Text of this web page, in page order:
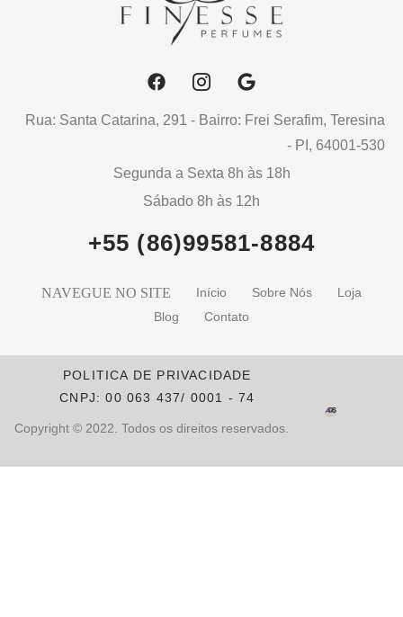
Rua: Santa Catarina, 291 - Bairro: Frei Serafim, Teresina
- PI, 64001-530
Segunda a Sexta 8h às 18h
Sábado 8h às 12h
+55 (86)99581-8884
NAVEGUE NO SITE Início Sobre Nós
Loja
Blog
Contato
POLITICA DE PRIVACIDADE
CNPJ: 00 063 437/ 0001 - 74
Copyright © 2022. Todos os direitos reservados.